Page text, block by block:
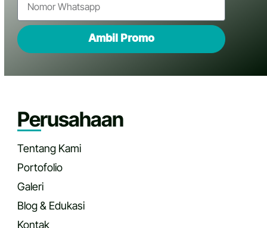
Ambil Promo
Perusahaan
Tentang Kami
Portofolio
Galeri
Blog & Edukasi
Kontak